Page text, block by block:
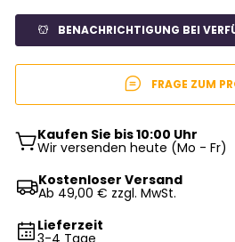
BENACHRICHTIGUNG BEI
FRAGE ZUM
Kaufen Sie bis 10:00 Uhr
Wir versenden heute (Mo - Fr)
Kostenloser Versand
Ab 49,00 € zzgl. MwSt.
Lieferzeit
3-4 Tage